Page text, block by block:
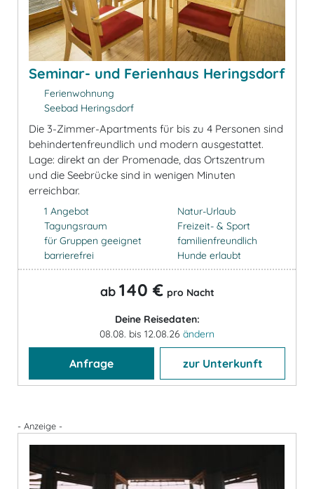
Seminar- und Ferienhaus Heringsdorf
Ferienwohnung
Seebad Heringsdorf
Die 3-Zimmer-Apartments für bis zu 4 Personen sind
behindertenfreundlich und modern ausgestattet.
Lage: direkt an der Promenade, das Ortszentrum
und die Seebrücke sind in wenigen Minuten
erreichbar.
1 Angebot
Tagungsraum
für Gruppen geeignet
barrierefrei
Natur-Urlaub
Freizeit- & Sport
familienfreundlich
Hunde erlaubt
ab 140 € pro Nacht
Deine Reisedaten:
08.08. bis 12.08.26 ändern
Anfrage zur Unterkunft
- Anzeige -